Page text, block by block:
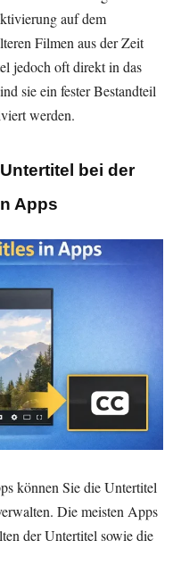
auf dem
Filmen aus der Zeit
jedoch oft direkt in das
sie ein fester Bestandteil
werden.
bei der
Apps
können Sie die Untertitel
Die meisten Apps
der Untertitel sowie die